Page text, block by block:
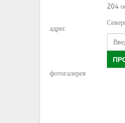
адрес
204
фотогалерея